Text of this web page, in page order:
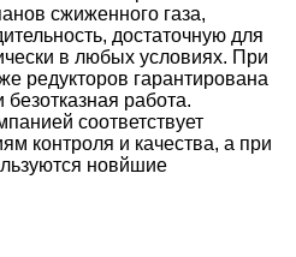
сжиженного газа,
достаточную для
в любых условиях. При
редукторов гарантирована
работа.
соответствует
контроля и качества, а при
новйшие